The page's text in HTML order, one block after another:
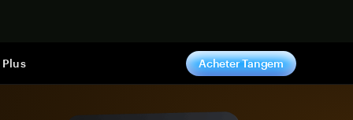
Plus Acheter Tangem